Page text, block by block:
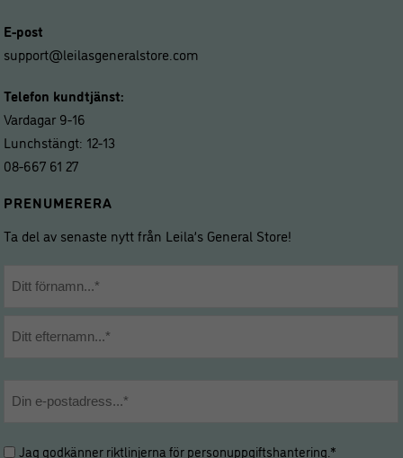
E-post
support@leilasgeneralstore.com
Telefon kundtjänst:
Vardagar 9-16
Lunchstängt: 12-13
08-667 61 27
PRENUMERERA
Ta del av senaste nytt från Leila’s General Store!
Hantering
Jag godkänner riktlinjerna förpersonuppgiftshantering .*